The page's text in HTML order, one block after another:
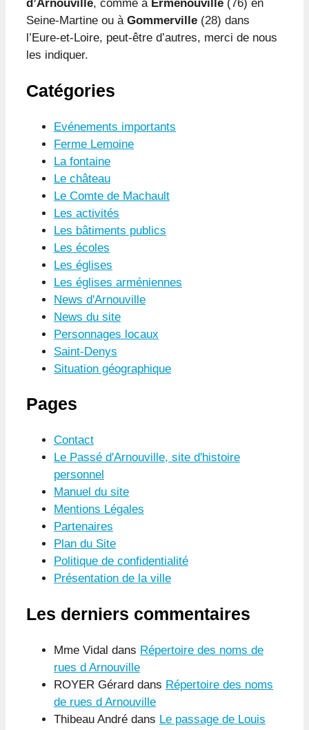
d’Arnouville, comme à Ermenouville (76) en
Seine-Martine ou à Gommerville (28) dans
l’Eure-et-Loire, peut-être d’autres, merci de nous
les indiquer.
Catégories
Evénements importants
Ferme Lemoine
La fontaine
Le château
Le Comte de Machault
Les activités
Les bâtiments publics
Les écoles
Les églises
Les églises arméniennes
News d'Arnouville
News du site
Personnages locaux
Saint-Denys
Situation géographique
Pages
Contact
Le Passé d'Arnouville, site d'histoire
personnel
Manuel du site
Mentions Légales
Partenaires
Plan du Site
Politique de confidentialité
Présentation de la ville
Les derniers commentaires
Mme Vidal dans Répertoire des noms de
rues d Arnouville
ROYER Gérard dans Répertoire des noms
de rues d Arnouville
Thibeau André dans Le passage de Louis